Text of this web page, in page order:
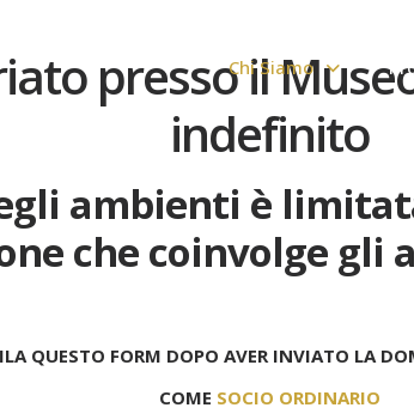
Chi Siamo
presso il
indefinito
ambienti è
che coinvolge gli
QUESTO FORM DOPO AVER INVIATO LA
COME SOCIO ORDINARIO